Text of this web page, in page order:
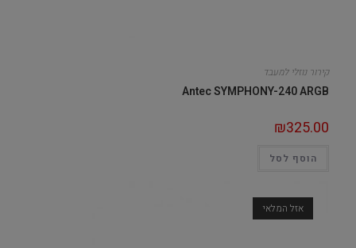
קירור נוזלי למעבד
Antec SYMPHONY-240 ARGB
₪325.00
הוסף לסל
אזל המלאי